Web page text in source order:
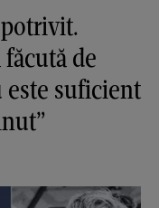
de
suficient